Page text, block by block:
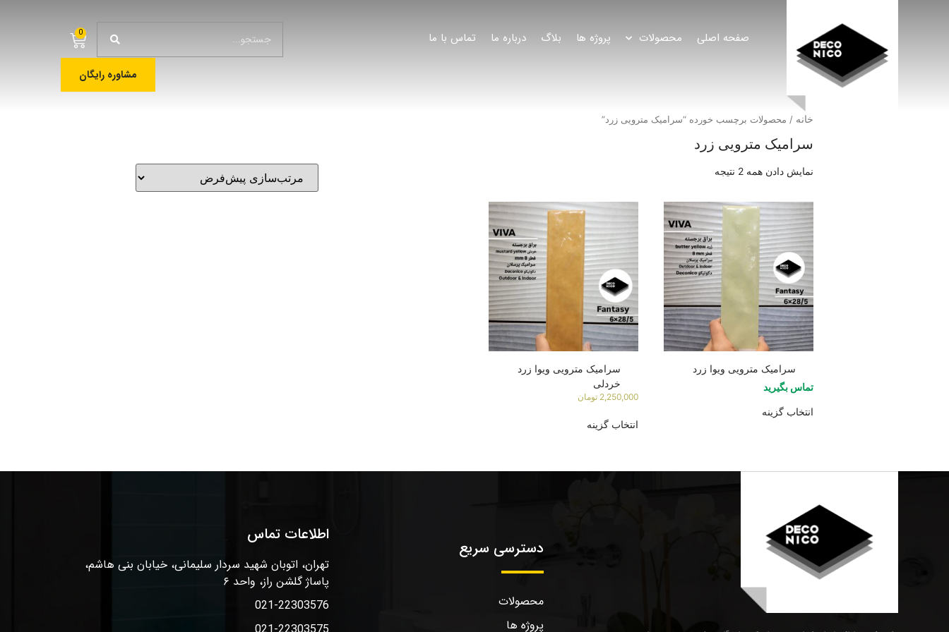
صفحه اصلی محصولات پروژه ها بلاگ درباره ما تماس با ما 0
مشاوره رایگان
خانه / محصولات برچسب خورده “سرامیک مترویی زرد”
سرامیک مترویی زرد
نمایش دادن همه 2 نتیجه
سرامیک مترویی ویوا زرد
تماس بگیرید
انتخاب گزینه
سرامیک مترویی ویوا زرد
خردلی
2,250,000 تومان
انتخاب گزینه
دسترسی سریع
محصولات
پروژه ها
اطلاعات تماس
تهران، اتوبان شهید سردار سلیمانی، خیابان بنی هاشم،
پاساژ گلشن راز، واحد ۶
021-22303576